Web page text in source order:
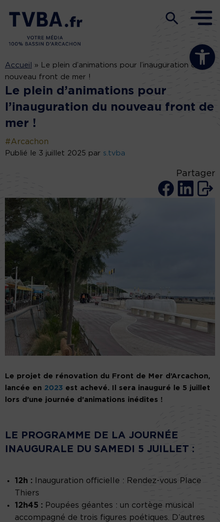
Ouvrir la
Accueil »
Le plein d’animations pour l’inauguration du
nouveau front de mer !
Le plein d’animations pour
l’inauguration du nouveau front de
mer !
#Arcachon
Publié le 3 juillet 2025 par s.tvba
Partager
Le projet de rénovation du Front de Mer d’Arcachon,
lancée en 2023 est achevé. Il sera inauguré le 5 juillet
lors d’une journée d’animations inédites !
LE PROGRAMME DE LA JOURNÉE
INAUGURALE DU SAMEDI 5 JUILLET :
12h :
Inauguration officielle : Rendez-vous Place
Thiers
12h45 : Poupées géantes : un cortège musical
accompagné de trois figures poétiques. D’autres